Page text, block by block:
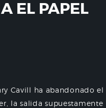
EL PAPEL
Cavill ha abandonado el
la salida supuestamente